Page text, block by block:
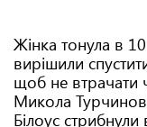
Жінка тонула в
вирішили
щоб не втрачати
Микола Турчинов
Білоус